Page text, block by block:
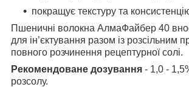
покращує текстуру та
Пшеничні волокна АлмаФайбер 40
для ін’єктування разом із розсільним
повного розчинення рецептурної солі.
Рекомендоване дозування - 1,0 -
розсолу.